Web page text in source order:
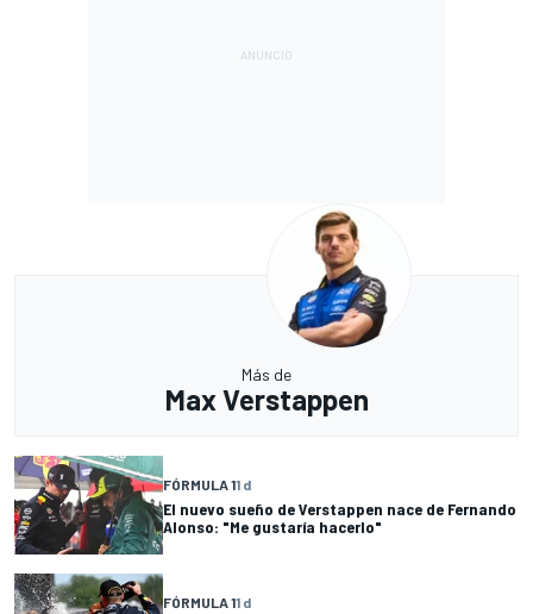
Más de
Max Verstappen
FÓRMULA 11 d
El nuevo sueño de Verstappen nace de Fernando
Alonso: "Me gustaría hacerlo"
FÓRMULA 11 d